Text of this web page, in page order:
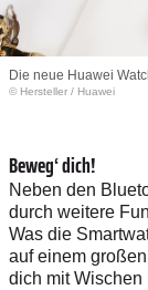
Die neue Huawei
© Hersteller / Huawei
Beweg‘ dich!
Neben den
durch weitere
Was die
auf einem
dich mit Wischen